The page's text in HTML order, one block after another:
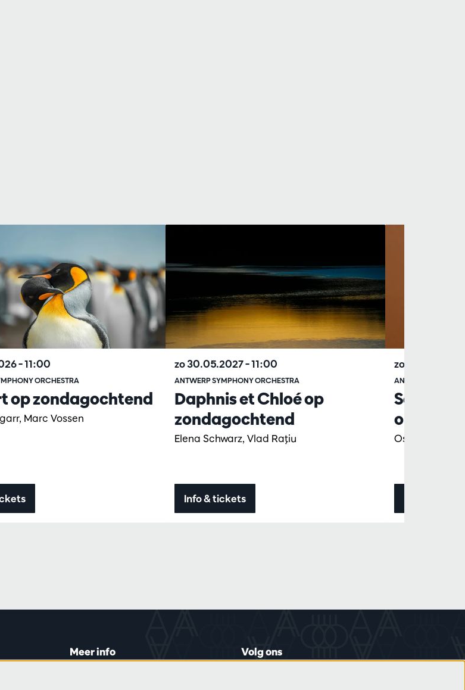
op zondagochtend
Marc Vossen
ORCHESTRA
– 11:00
Daphnis et Chloé op
zondagochtend
Elena Schwarz, Vlad Raţiu
ANTWERP SYMPHONY ORCHESTRA
zo 30.05.2027– 11:00
Info & tickets
Saint-
op
Osmo
ANTWERP
zo 17.01.2027
Meer info Volg ons